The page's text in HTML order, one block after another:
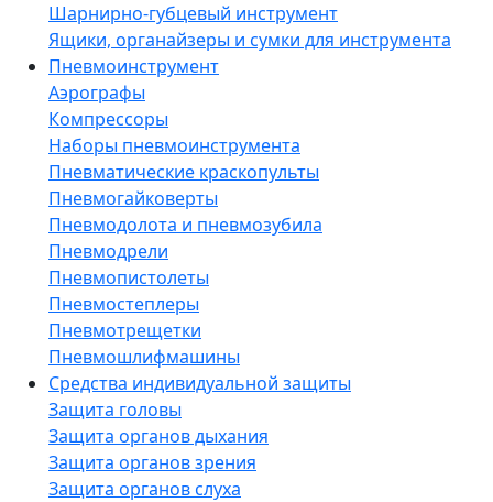
Шарнирно-губцевый инструмент
Ящики, органайзеры и сумки для инструмента
Пневмоинструмент
Аэрографы
Компрессоры
Наборы пневмоинструмента
Пневматические краскопульты
Пневмогайковерты
Пневмодолота и пневмозубила
Пневмодрели
Пневмопистолеты
Пневмостеплеры
Пневмотрещетки
Пневмошлифмашины
Средства индивидуальной защиты
Защита головы
Защита органов дыхания
Защита органов зрения
Защита органов слуха